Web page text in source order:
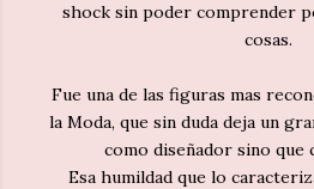
shock sin poder comprender
cosas.
Fue una de las figuras mas
la Moda, que sin duda deja un
como diseñador sino que
Esa humildad que lo